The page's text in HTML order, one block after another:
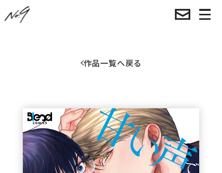
作品一覧へ戻る